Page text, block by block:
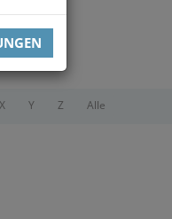
X Y Z Alle